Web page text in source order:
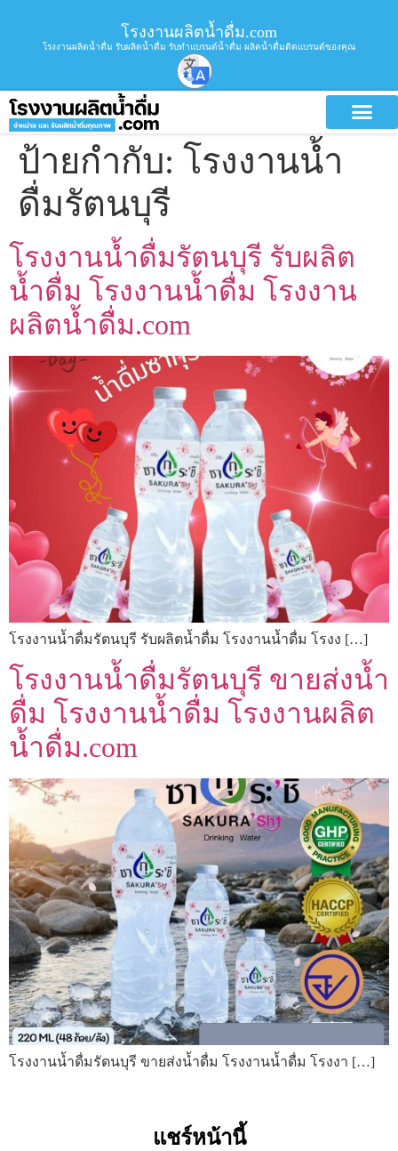
โรงงานผลิตน้ำดื่ม.com
โรงงานผลิตน้ำดื่ม รับผลิตน้ำดื่ม รับทำแบรนด์น้ำดื่ม ผลิตน้ำดื่มติดแบรนด์ของคุณ
ป้ายกำกับ: โรงงานน้ำ
ดื่มรัตนบุรี
โรงงานน้ำดื่มรัตนบุรี รับผลิต
น้ำดื่ม โรงงานน้ำดื่ม โรงงาน
ผลิตน้ำดื่ม.com
โรงงานน้ำดื่มรัตนบุรี รับผลิตน้ำดื่ม โรงงานน้ำดื่ม โรงง […]
โรงงานน้ำดื่มรัตนบุรี ขายส่งน้ำ
ดื่ม โรงงานน้ำดื่ม โรงงานผลิต
น้ำดื่ม.com
โรงงานน้ำดื่มรัตนบุรี ขายส่งน้ำดื่ม โรงงานน้ำดื่ม โรงงา […]
แชร์หน้านี้